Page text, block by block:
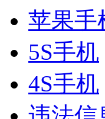
苹果手
5S手机
4S手机